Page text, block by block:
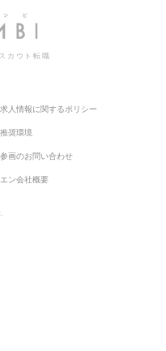
情報一覧
カウト転職
求人情報に関するポリシー
推奨環境
参画のお問い合わせ
エン会社概要